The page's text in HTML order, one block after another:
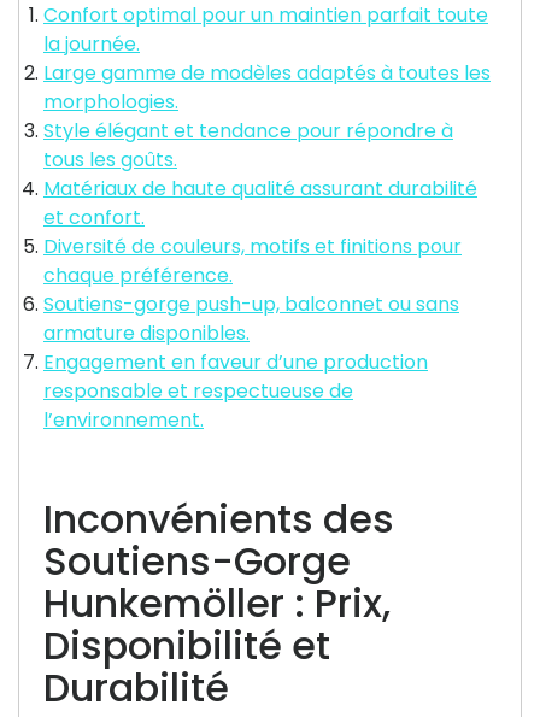
Confort optimal pour un maintien parfait toute
la journée.
Large gamme de modèles adaptés à toutes les
morphologies.
Style élégant et tendance pour répondre à
tous les goûts.
Matériaux de haute qualité assurant durabilité
et confort.
Diversité de couleurs, motifs et finitions pour
chaque préférence.
Soutiens-gorge push-up, balconnet ou sans
armature disponibles.
Engagement en faveur d’une production
responsable et respectueuse de
l’environnement.
Inconvénients des
Soutiens-Gorge
Hunkemöller : Prix,
Disponibilité et
Durabilité